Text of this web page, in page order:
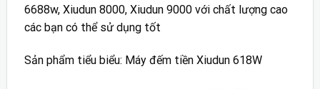
6688w, Xiudun 8000, Xiudun 9000 với chất lượng cao
các bạn có thể sử dụng tốt
Sản phẩm tiểu biểu: Máy đếm tiền Xiudun 618W